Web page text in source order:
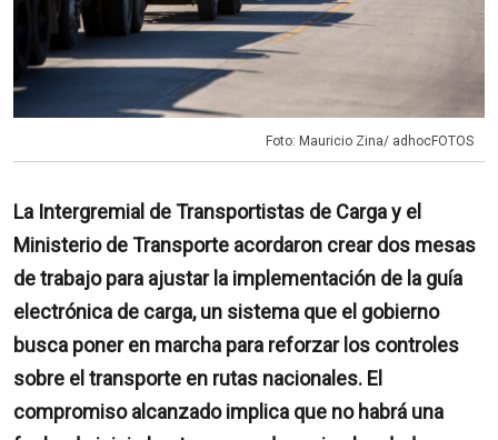
Foto: Mauricio Zina/ adhocFOTOS
La Intergremial de Transportistas de Carga y el
Ministerio de Transporte acordaron crear dos mesas
de trabajo para ajustar la implementación de la guía
electrónica de carga, un sistema que el gobierno
busca poner en marcha para reforzar los controles
sobre el transporte en rutas nacionales. El
compromiso alcanzado implica que no habrá una